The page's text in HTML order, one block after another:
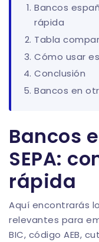
Bancos
rápida
Tabla
Cómo usar
Conclusión
Bancos en
Bancos
SEPA:
rápida
Aquí encontrarás
relevantes para
BIC, código AEB,